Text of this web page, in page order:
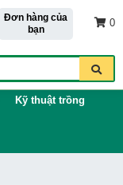
Đơn hàng của
bạn
0
Kỹ thuật trồng